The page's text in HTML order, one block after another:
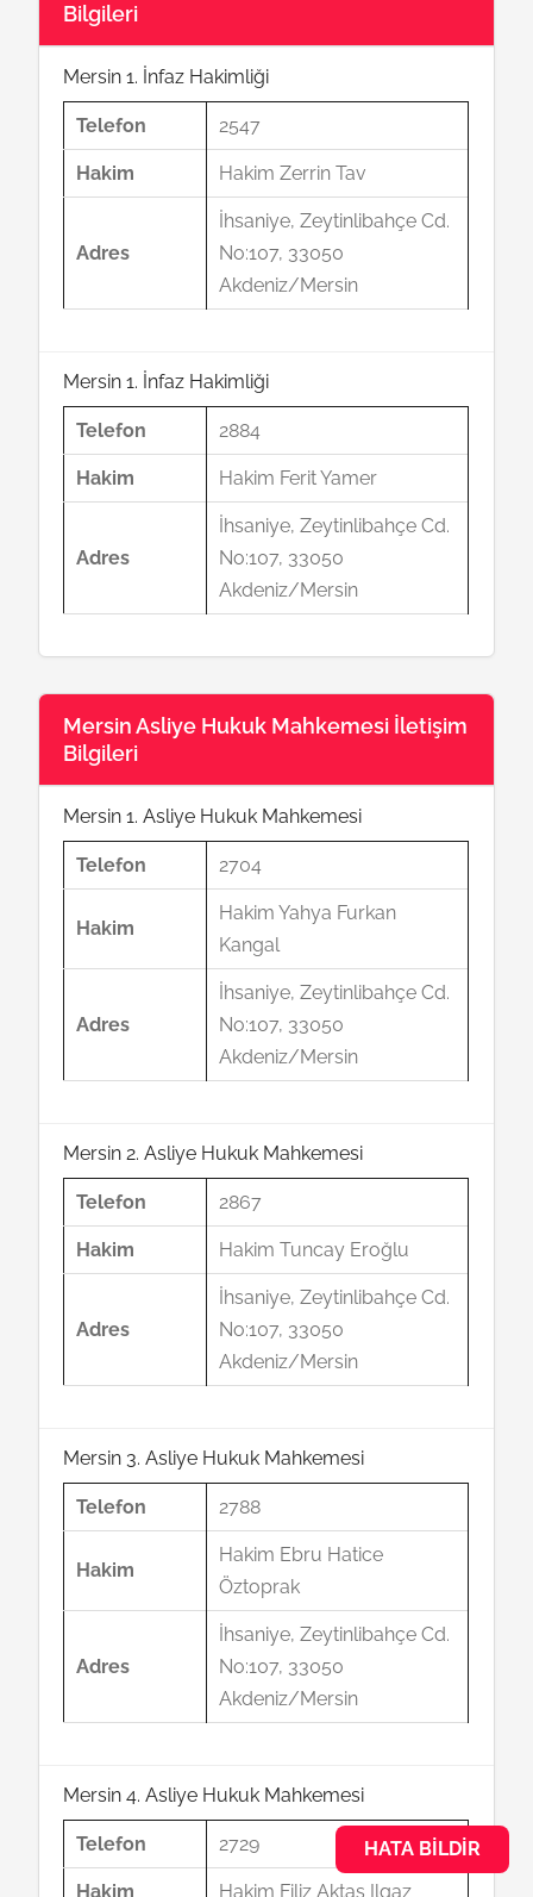
Bilgileri
Mersin 1. İnfaz Hakimliği
Telefon 2547
Hakim Hakim Zerrin Tav
Adres
İhsaniye, Zeytinlibahçe Cd.
No:107, 33050
Akdeniz/Mersin
Mersin 1. İnfaz Hakimliği
Telefon 2884
Hakim Hakim Ferit Yamer
Adres
İhsaniye, Zeytinlibahçe Cd.
No:107, 33050
Akdeniz/Mersin
Mersin Asliye Hukuk Mahkemesi İletişim
Bilgileri
Mersin 1. Asliye Hukuk Mahkemesi
Telefon 2704
Hakim
Hakim Yahya Furkan
Kangal
Adres
İhsaniye, Zeytinlibahçe Cd.
No:107, 33050
Akdeniz/Mersin
Mersin 2. Asliye Hukuk Mahkemesi
Telefon 2867
Hakim Hakim Tuncay Eroğlu
Adres
İhsaniye, Zeytinlibahçe Cd.
No:107, 33050
Akdeniz/Mersin
Mersin 3. Asliye Hukuk Mahkemesi
Telefon 2788
Hakim
Hakim Ebru Hatice
Öztoprak
Adres
İhsaniye, Zeytinlibahçe Cd.
No:107, 33050
Akdeniz/Mersin
Mersin 4. Asliye Hukuk Mahkemesi
Telefon 2729
Hakim Hakim Filiz Aktaş Ilgaz
HATA BILDIR